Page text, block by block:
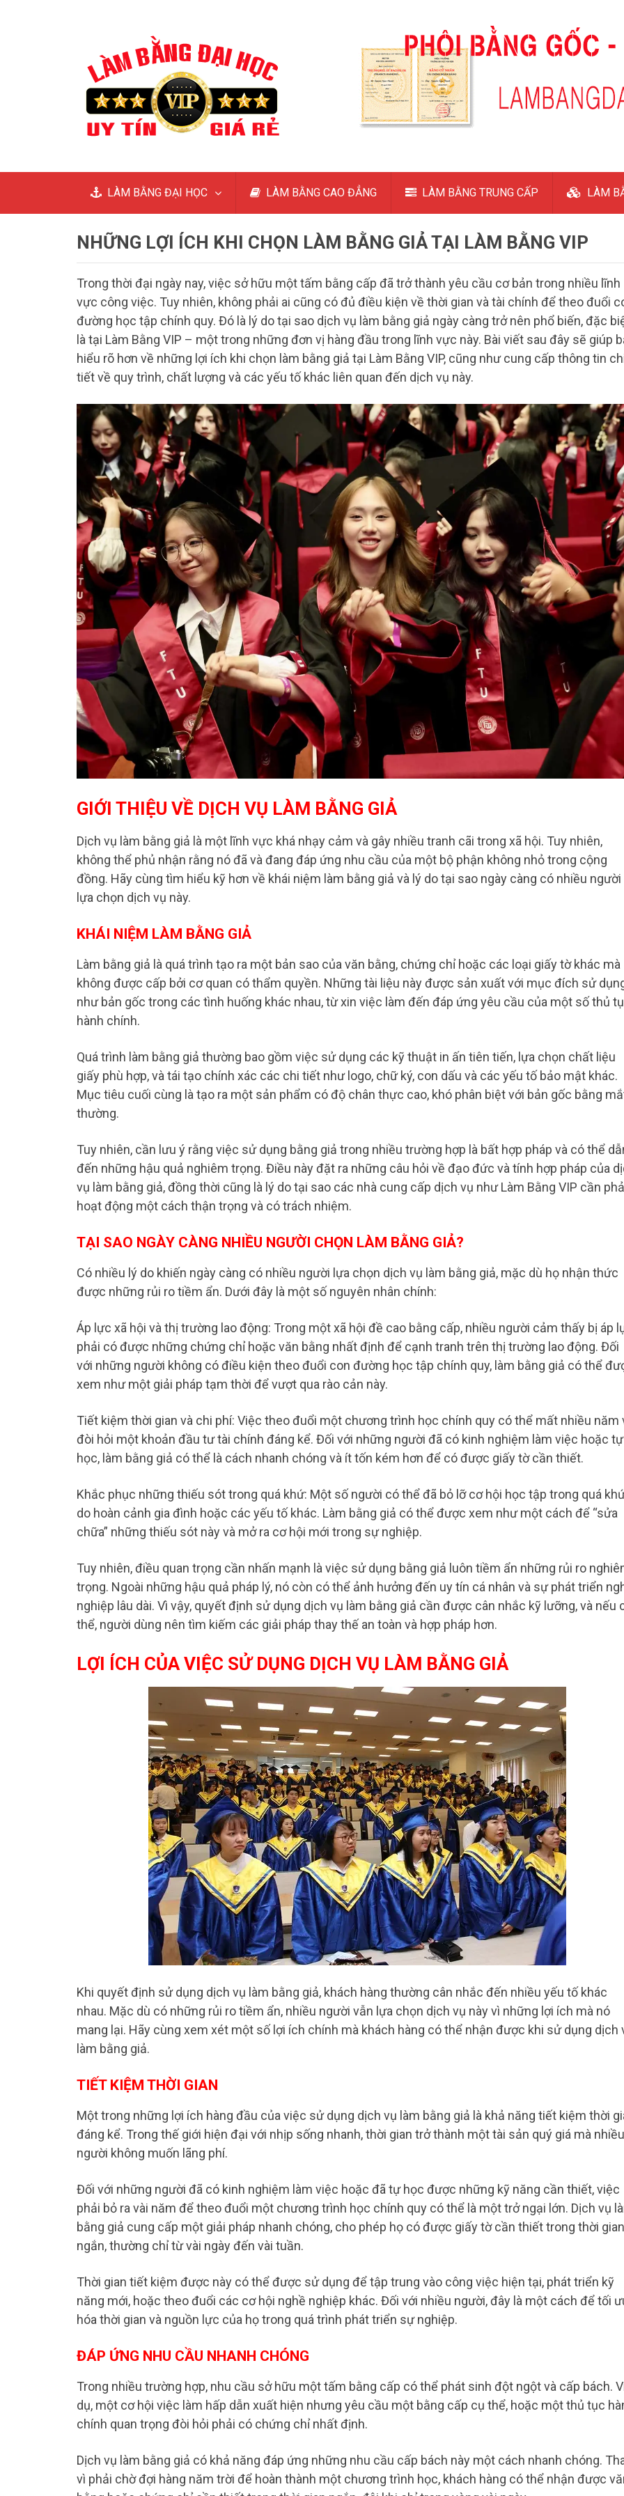
LÀM BẰNG ĐẠI HỌC LÀM BẰNG CAO ĐẲNG LÀM BẰNG TRUNG CẤP LÀM
NHỮNG LỢI ÍCH KHI CHỌN LÀM BẰNG GIẢ TẠI LÀM BẰNG VIP
Trong thời đại ngày nay, việc sở hữu một tấm bằng cấp đã trở thành yêu cầu cơ bản trong nhiều lĩnh
vực công việc. Tuy nhiên, không phải ai cũng có đủ điều kiện về thời gian và tài chính để theo đuổi
đường học tập chính quy. Đó là lý do tại sao dịch vụ làm bằng giả ngày càng trở nên phổ biến, đặc
là tại Làm Bằng VIP – một trong những đơn vị hàng đầu trong lĩnh vực này. Bài viết sau đây sẽ giúp
hiểu rõ hơn về những lợi ích khi chọn làm bằng giả tại Làm Bằng VIP, cũng như cung cấp thông tin
tiết về quy trình, chất lượng và các yếu tố khác liên quan đến dịch vụ này.
GIỚI THIỆU VỀ DỊCH VỤ LÀM BẰNG GIẢ
Dịch vụ làm bằng giả là một lĩnh vực khá nhạy cảm và gây nhiều tranh cãi trong xã hội. Tuy nhiên,
không thể phủ nhận rằng nó đã và đang đáp ứng nhu cầu của một bộ phận không nhỏ trong cộng
đồng. Hãy cùng tìm hiểu kỹ hơn về khái niệm làm bằng giả và lý do tại sao ngày càng có nhiều người
lựa chọn dịch vụ này.
KHÁI NIỆM LÀM BẰNG GIẢ
Làm bằng giả là quá trình tạo ra một bản sao của văn bằng, chứng chỉ hoặc các loại giấy tờ khác mà
không được cấp bởi cơ quan có thẩm quyền. Những tài liệu này được sản xuất với mục đích sử
như bản gốc trong các tình huống khác nhau, từ xin việc làm đến đáp ứng yêu cầu của một số thủ
hành chính.
Quá trình làm bằng giả thường bao gồm việc sử dụng các kỹ thuật in ấn tiên tiến, lựa chọn chất liệu
giấy phù hợp, và tái tạo chính xác các chi tiết như logo, chữ ký, con dấu và các yếu tố bảo mật khác.
Mục tiêu cuối cùng là tạo ra một sản phẩm có độ chân thực cao, khó phân biệt với bản gốc bằng
thường.
Tuy nhiên, cần lưu ý rằng việc sử dụng bằng giả trong nhiều trường hợp là bất hợp pháp và có thể
đến những hậu quả nghiêm trọng. Điều này đặt ra những câu hỏi về đạo đức và tính hợp pháp của
vụ làm bằng giả, đồng thời cũng là lý do tại sao các nhà cung cấp dịch vụ như Làm Bằng VIP cần
hoạt động một cách thận trọng và có trách nhiệm.
TẠI SAO NGÀY CÀNG NHIỀU NGƯỜI CHỌN LÀM BẰNG GIẢ?
Có nhiều lý do khiến ngày càng có nhiều người lựa chọn dịch vụ làm bằng giả, mặc dù họ nhận thức
được những rủi ro tiềm ẩn. Dưới đây là một số nguyên nhân chính:
Áp lực xã hội và thị trường lao động: Trong một xã hội đề cao bằng cấp, nhiều người cảm thấy bị áp
phải có được những chứng chỉ hoặc văn bằng nhất định để cạnh tranh trên thị trường lao động. Đối
với những người không có điều kiện theo đuổi con đường học tập chính quy, làm bằng giả có thể
xem như một giải pháp tạm thời để vượt qua rào cản này.
Tiết kiệm thời gian và chi phí: Việc theo đuổi một chương trình học chính quy có thể mất nhiều năm
đòi hỏi một khoản đầu tư tài chính đáng kể. Đối với những người đã có kinh nghiệm làm việc hoặc tự
học, làm bằng giả có thể là cách nhanh chóng và ít tốn kém hơn để có được giấy tờ cần thiết.
Khắc phục những thiếu sót trong quá khứ: Một số người có thể đã bỏ lỡ cơ hội học tập trong quá
do hoàn cảnh gia đình hoặc các yếu tố khác. Làm bằng giả có thể được xem như một cách để “sửa
chữa” những thiếu sót này và mở ra cơ hội mới trong sự nghiệp.
Tuy nhiên, điều quan trọng cần nhấn mạnh là việc sử dụng bằng giả luôn tiềm ẩn những rủi ro
trọng. Ngoài những hậu quả pháp lý, nó còn có thể ảnh hưởng đến uy tín cá nhân và sự phát triển
nghiệp lâu dài. Vì vậy, quyết định sử dụng dịch vụ làm bằng giả cần được cân nhắc kỹ lưỡng, và nếu
thể, người dùng nên tìm kiếm các giải pháp thay thế an toàn và hợp pháp hơn.
LỢI ÍCH CỦA VIỆC SỬ DỤNG DỊCH VỤ LÀM BẰNG GIẢ
Khi quyết định sử dụng dịch vụ làm bằng giả, khách hàng thường cân nhắc đến nhiều yếu tố khác
nhau. Mặc dù có những rủi ro tiềm ẩn, nhiều người vẫn lựa chọn dịch vụ này vì những lợi ích mà nó
mang lại. Hãy cùng xem xét một số lợi ích chính mà khách hàng có thể nhận được khi sử dụng dịch
làm bằng giả.
TIẾT KIỆM THỜI GIAN
Một trong những lợi ích hàng đầu của việc sử dụng dịch vụ làm bằng giả là khả năng tiết kiệm thời
đáng kể. Trong thế giới hiện đại với nhịp sống nhanh, thời gian trở thành một tài sản quý giá mà nhiều
người không muốn lãng phí.
Đối với những người đã có kinh nghiệm làm việc hoặc đã tự học được những kỹ năng cần thiết, việc
phải bỏ ra vài năm để theo đuổi một chương trình học chính quy có thể là một trở ngại lớn. Dịch vụ
bằng giả cung cấp một giải pháp nhanh chóng, cho phép họ có được giấy tờ cần thiết trong thời gian
ngắn, thường chỉ từ vài ngày đến vài tuần.
Thời gian tiết kiệm được này có thể được sử dụng để tập trung vào công việc hiện tại, phát triển kỹ
năng mới, hoặc theo đuổi các cơ hội nghề nghiệp khác. Đối với nhiều người, đây là một cách để tối
hóa thời gian và nguồn lực của họ trong quá trình phát triển sự nghiệp.
ĐÁP ỨNG NHU CẦU NHANH CHÓNG
Trong nhiều trường hợp, nhu cầu sở hữu một tấm bằng cấp có thể phát sinh đột ngột và cấp bách.
dụ, một cơ hội việc làm hấp dẫn xuất hiện nhưng yêu cầu một bằng cấp cụ thể, hoặc một thủ tục
chính quan trọng đòi hỏi phải có chứng chỉ nhất định.
Dịch vụ làm bằng giả có khả năng đáp ứng những nhu cầu cấp bách này một cách nhanh chóng.
vì phải chờ đợi hàng năm trời để hoàn thành một chương trình học, khách hàng có thể nhận được